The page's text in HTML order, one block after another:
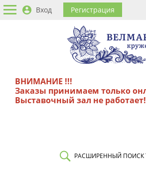
Вход Регистрация
ВНИМАНИЕ !!!
Заказы принимаем только
Выставочный зал не работает!
РАСШИРЕННЫЙ ПОИСК